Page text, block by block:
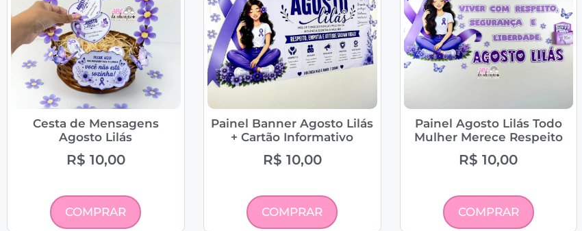
Cesta de Mensagens
Agosto Lilás
R$ 10,00
COMPRAR
Painel Banner Agosto Lilás
+ Cartão Informativo
R$ 10,00
COMPRAR
Painel Agosto Lilás Todo
Mulher Merece Respeito
R$ 10,00
COMPRAR